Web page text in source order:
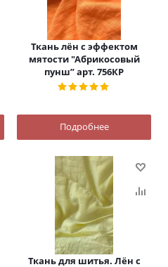
Ткань лён с эффектом
мятости "Абрикосовый
пунш” арт. 756КР
Подробнее
Ткань для шитья. Лён с